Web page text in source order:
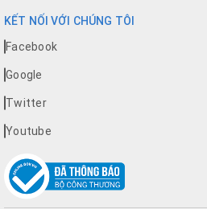
KẾT NỐI VỚI CHÚNG TÔI
Facebook
Google
Twitter
Youtube